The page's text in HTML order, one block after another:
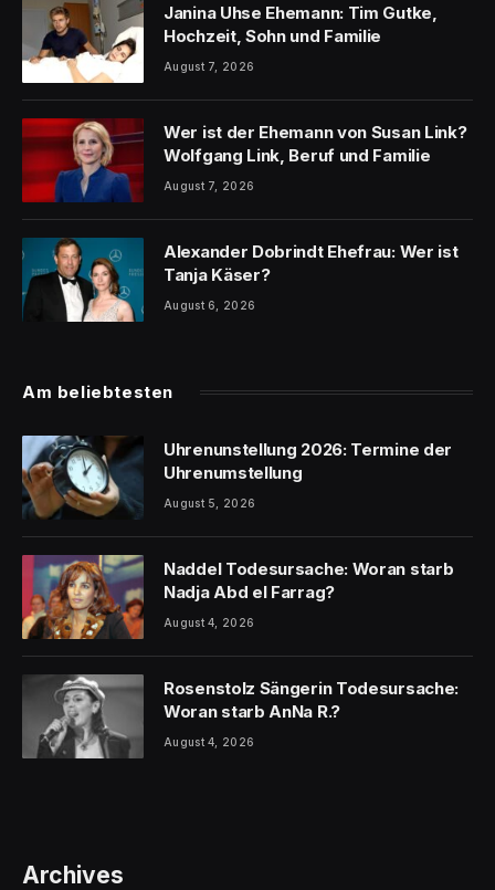
Janina Uhse Ehemann: Tim Gutke,
Hochzeit, Sohn und Familie
August 7, 2026
Wer ist der Ehemann von Susan Link?
Wolfgang Link, Beruf und Familie
August 7, 2026
Alexander Dobrindt Ehefrau: Wer ist
Tanja Käser?
August 6, 2026
Am beliebtesten
Uhrenunstellung 2026: Termine der
Uhrenumstellung
August 5, 2026
Naddel Todesursache: Woran starb
Nadja Abd el Farrag?
August 4, 2026
Rosenstolz Sängerin Todesursache:
Woran starb AnNa R.?
August 4, 2026
Archives